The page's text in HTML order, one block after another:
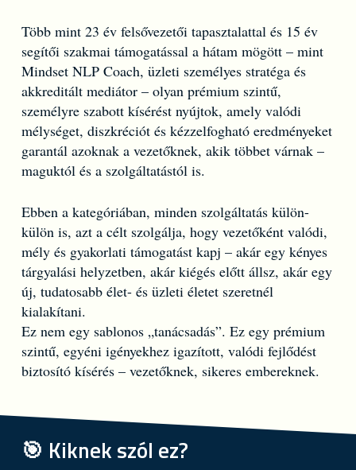
Több mint 23 év felsővezetői tapasztalattal és 15 év
segítői szakmai támogatással a hátam mögött – mint
Mindset NLP Coach, üzleti személyes stratéga és
akkreditált mediátor – olyan prémium szintű,
személyre szabott kísérést nyújtok, amely valódi
mélységet, diszkréciót és kézzelfogható eredményeket
garantál azoknak a vezetőknek, akik többet várnak –
maguktól és a szolgáltatástól is.
Ebben a kategóriában, minden szolgáltatás külön-
külön is, azt a célt szolgálja, hogy vezetőként valódi,
mély és gyakorlati támogatást kapj – akár egy kényes
tárgyalási helyzetben, akár kiégés előtt állsz, akár egy
új, tudatosabb élet- és üzleti életet szeretnél
kialakítani.
Ez nem egy sablonos „tanácsadás”. Ez egy prémium
szintű, egyéni igényekhez igazított, valódi fejlődést
biztosító kísérés – vezetőknek, sikeres embereknek.
🎯 Kiknek szól ez?